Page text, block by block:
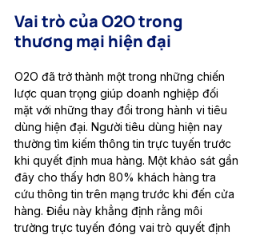
Vai trò của O2O trong
thương mại hiện đại
O2O đã trở thành một trong những chiến
lược quan trọng giúp doanh nghiệp đối
mặt với những thay đổi trong hành vi tiêu
dùng hiện đại. Người tiêu dùng hiện nay
thường tìm kiếm thông tin trực tuyến trước
khi quyết định mua hàng. Một khảo sát gần
đây cho thấy hơn 80% khách hàng tra
cứu thông tin trên mạng trước khi đến cửa
hàng. Điều này khẳng định rằng môi
trường trực tuyến đóng vai trò quyết định